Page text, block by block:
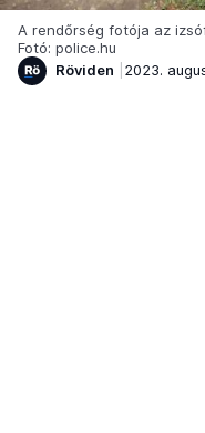
A rendőrség fotója az
Fotó: police.hu
Röviden
2023.